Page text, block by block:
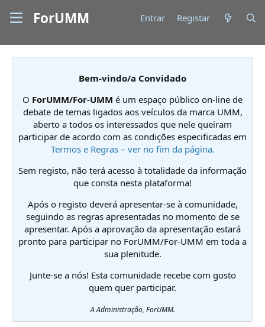
ForUMM Entrar Registar
Bem-vindo/a Convidado
O ForUMM/For-UMM é um espaço público on-line de
debate de temas ligados aos veículos da marca UMM,
aberto a todos os interessados que nele queiram
participar de acordo com as condições especificadas em
Termos e Regras – ver no fim da página.
Sem registo, não terá acesso à totalidade da informação
que consta nesta plataforma!
Após o registo deverá apresentar-se à comunidade,
seguindo as regras apresentadas no momento de se
apresentar. Após a aprovação da apresentação estará
pronto para participar no ForUMM/For-UMM em toda a
sua plenitude.
Junte-se a nós! Esta comunidade recebe com gosto
quem quer participar.
A Administração, ForUMM.